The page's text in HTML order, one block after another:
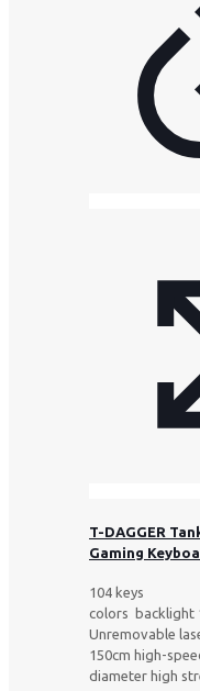
T-DAGGER
Gaming
104
colors backlight
Unremovable
150cm high-
diameter high